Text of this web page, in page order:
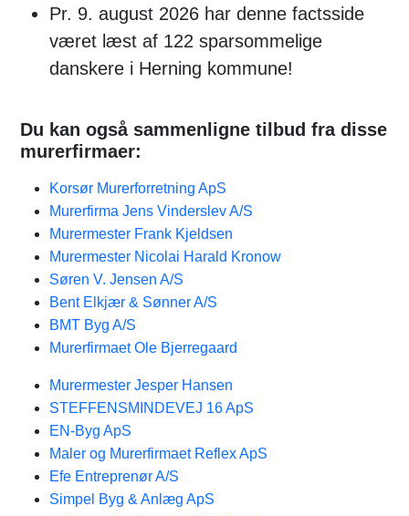
Pr. 9. august 2026 har denne factsside
været læst af 122 sparsommelige
danskere i Herning kommune!
Du kan også sammenligne tilbud fra disse
murerfirmaer:
Korsør Murerforretning ApS
Murerfirma Jens Vinderslev A/S
Murermester Frank Kjeldsen
Murermester Nicolai Harald Kronow
Søren V. Jensen A/S
Bent Elkjær & Sønner A/S
BMT Byg A/S
Murerfirmaet Ole Bjerregaard
Murermester Jesper Hansen
STEFFENSMINDEVEJ 16 ApS
EN-Byg ApS
Maler og Murerfirmaet Reflex ApS
Efe Entreprenør A/S
Simpel Byg & Anlæg ApS